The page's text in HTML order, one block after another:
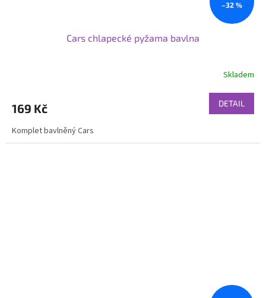
–32 %
Cars chlapecké pyžama bavlna
Skladem
169 Kč DETAIL
Komplet bavlněný Cars